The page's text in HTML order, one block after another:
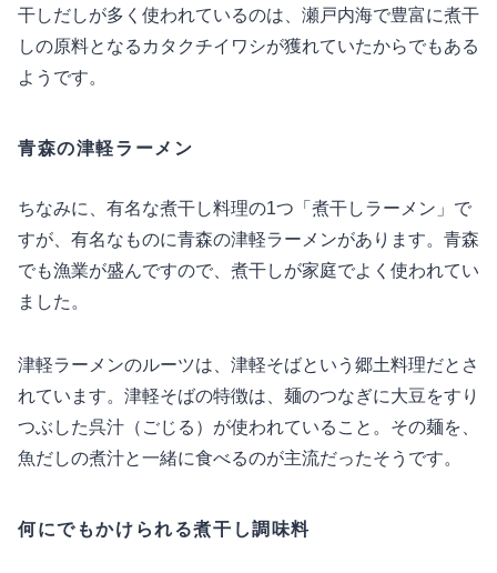
干しだしが多く使われているのは、瀬戸内海で豊富に煮干
しの原料となるカタクチイワシが獲れていたからでもある
ようです。
青森の津軽ラーメン
ちなみに、有名な煮干し料理の1つ「煮干しラーメン」で
すが、有名なものに青森の津軽ラーメンがあります。青森
でも漁業が盛んですので、煮干しが家庭でよく使われてい
ました。
津軽ラーメンのルーツは、津軽そばという郷土料理だとさ
れています。津軽そばの特徴は、麺のつなぎに大豆をすり
つぶした呉汁（ごじる）が使われていること。その麺を、
魚だしの煮汁と一緒に食べるのが主流だったそうです。
何にでもかけられる煮干し調味料